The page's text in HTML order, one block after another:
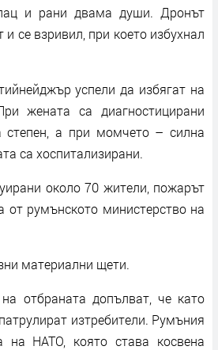
и рани двама души. Дронът
се взривил, при което избухнал
успели да избягат на
жената са диагностицирани
степен, а при момчето – силна
са хоспитализирани.
около 70 жители, пожарът
от румънското министерство на
материални щети.
отбраната допълват, че като
изтребители. Румъния
на НАТО, която става косвена